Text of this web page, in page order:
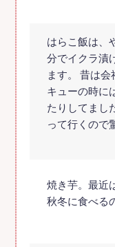
はらこ飯は、
分でイクラ漬
ます。 昔は
キューの時に
たりしてまし
って行くので
焼き芋。最近
秋冬に食べる